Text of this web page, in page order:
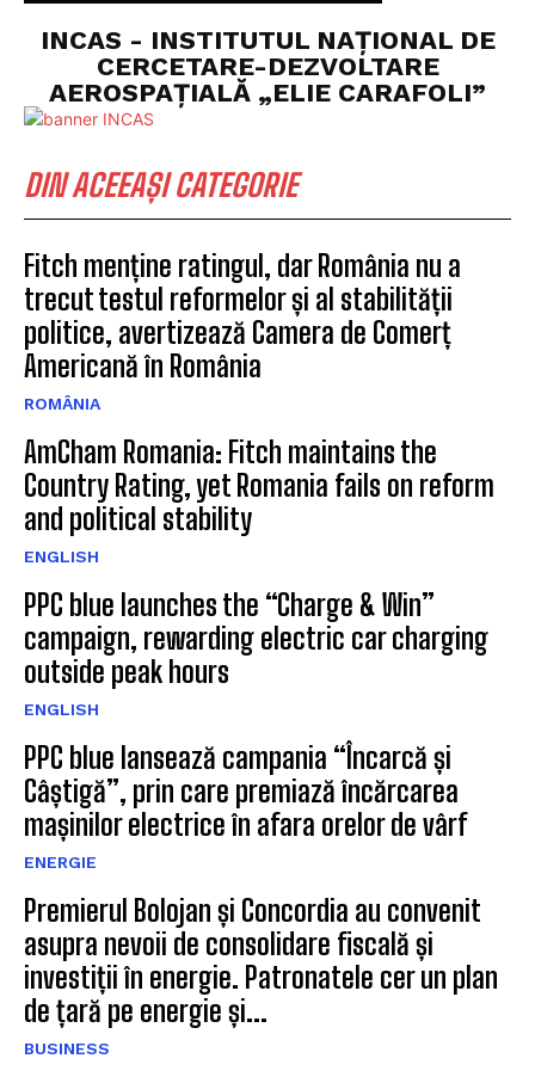
INCAS - INSTITUTUL NAȚIONAL DE
CERCETARE-DEZVOLTARE
AEROSPAȚIALĂ „ELIE CARAFOLI”
DIN ACEEAȘI CATEGORIE
Fitch menține ratingul, dar România nu a
trecut testul reformelor și al stabilității
politice, avertizează Camera de Comerț
Americană în România
ROMÂNIA
AmCham Romania: Fitch maintains the
Country Rating, yet Romania fails on reform
and political stability
ENGLISH
PPC blue launches the “Charge & Win”
campaign, rewarding electric car charging
outside peak hours
ENGLISH
PPC blue lansează campania “Încarcă și
Câștigă”, prin care premiază încărcarea
mașinilor electrice în afara orelor de vârf
ENERGIE
Premierul Bolojan și Concordia au convenit
asupra nevoii de consolidare fiscală și
investiții în energie. Patronatele cer un plan
de țară pe energie și...
BUSINESS